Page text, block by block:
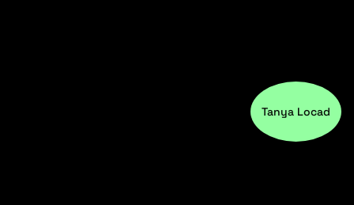
Tanya Locad